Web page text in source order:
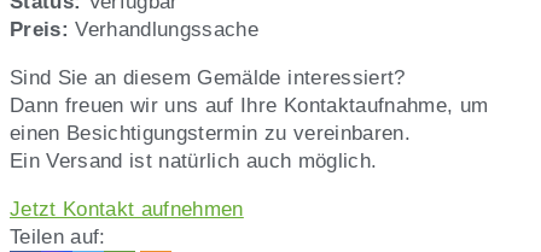
Preis: Verhandlungssache
Sind Sie an diesem Gemälde interessiert?
Dann freuen wir uns auf Ihre Kontaktaufnahme, um
einen Besichtigungstermin zu vereinbaren.
Ein Versand ist natürlich auch möglich.
Jetzt Kontakt aufnehmen
Teilen auf: